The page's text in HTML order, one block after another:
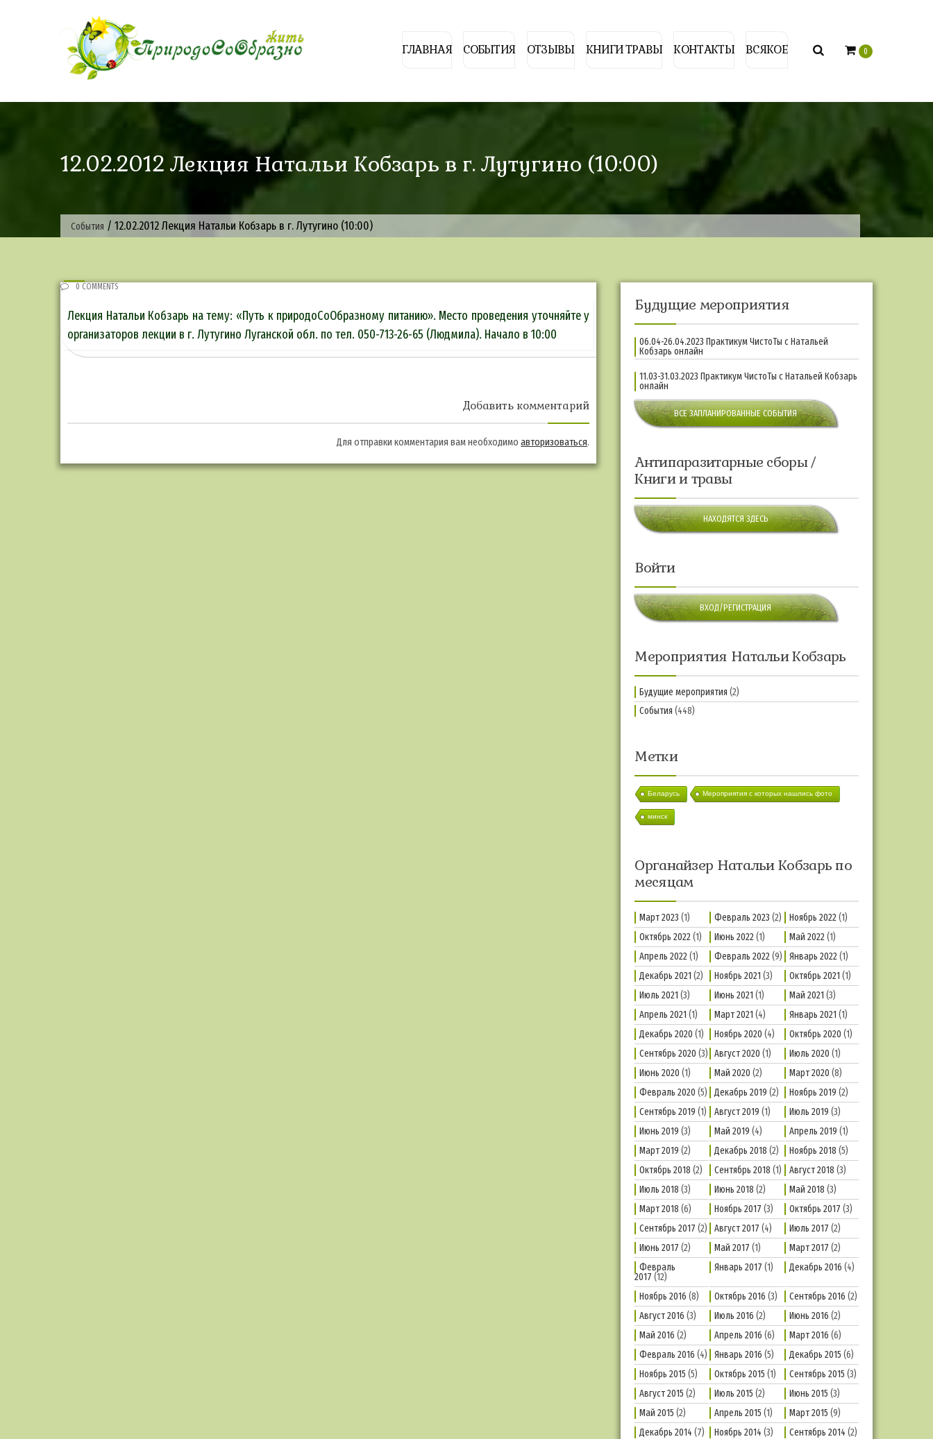
ГЛАВНАЯ СОБЫТИЯ ОТЗЫВЫ КНИГИ ТРАВЫ КОНТАКТЫ ВСЯКОЕ 0
12.02.2012 Лекция Натальи Кобзарь в г. Лутугино (10:00)
События / 12.02.2012 Лекция Натальи Кобзарь в г. Лутугино (10:00)
0 COMMENTS
Лекция Натальи Кобзарь на тему: «Путь к природоСоОбразному питанию». Место проведения уточняйте у
организаторов лекции в г. Лутугино Луганской обл. по тел. 050-713-26-65 (Людмила). Начало в 10:00
Добавить комментарий
Для отправки комментария вам необходимоавторизоваться.
Будущие мероприятия
06.04-26.04.2023 Практикум ЧистоТы с Натальей
Кобзарь онлайн
11.03-31.03.2023 Практикум ЧистоТы с Натальей Кобзарь
онлайн
ВСЕ ЗАПЛАНИРОВАННЫЕ СОБЫТИЯ
Антипаразитарные сборы /
Книги и травы
НАХОДЯТСЯ ЗДЕСЬ
Войти
ВХОД/РЕГИСТРАЦИЯ
Мероприятия Натальи Кобзарь
Будущие мероприятия (2)
События (448)
Метки
Беларусь Мероприятия с которых нашлись фото
минск
Органайзер Натальи Кобзарь по
месяцам
Март 2023 (1) Февраль 2023 (2) Ноябрь 2022(1)
Октябрь 2022(1) Июнь 2022(1) Май 2022(1)
Апрель 2022(1) Февраль 2022(9) Январь 2022(1)
Декабрь 2021 (2) Ноябрь 2021 (3) Октябрь 2021 (1)
Июль 2021 (3) Июнь 2021 (1) Май 2021 (3)
Апрель 2021 (1) Март 2021 (4) Январь 2021 (1)
Декабрь 2020 (1) Ноябрь 2020 (4) Октябрь 2020 (1)
Сентябрь 2020 (3) Август 2020 (1) Июль 2020 (1)
Июнь 2020 (1) Май 2020 (2) Март 2020 (8)
Февраль 2020 (5) Декабрь 2019 (2) Ноябрь 2019 (2)
Сентябрь 2019 (1) Август 2019 (1) Июль 2019 (3)
Июнь 2019 (3) Май 2019 (4) Апрель 2019 (1)
Март 2019 (2) Декабрь 2018 (2) Ноябрь 2018 (5)
Октябрь 2018 (2) Сентябрь 2018 (1) Август 2018 (3)
Июль 2018 (3) Июнь 2018 (2) Май 2018 (3)
Март 2018 (6) Ноябрь 2017 (3) Октябрь 2017 (3)
Сентябрь 2017 (2) Август 2017 (4) Июль 2017 (2)
Июнь 2017 (2) Май 2017 (1) Март 2017 (2)
Февраль
2017 (12)
Январь 2017 (1) Декабрь 2016 (4)
Ноябрь 2016 (8) Октябрь 2016 (3) Сентябрь 2016 (2)
Август 2016 (3) Июль 2016 (2) Июнь 2016 (2)
Май 2016 (2) Апрель 2016 (6) Март 2016 (6)
Февраль 2016 (4) Январь 2016 (5) Декабрь 2015 (6)
Ноябрь 2015 (5) Октябрь 2015 (1) Сентябрь 2015 (3)
Август 2015 (2) Июль 2015 (2) Июнь 2015 (3)
Май 2015 (2) Апрель 2015 (1) Март 2015 (9)
Декабрь 2014 (7) Ноябрь 2014 (3) Сентябрь 2014 (2)